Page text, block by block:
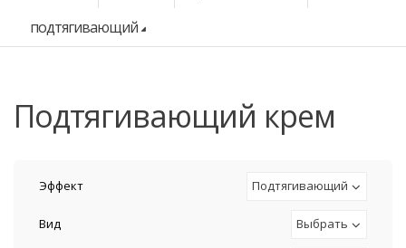
подтягивающий
подтягивающий крем
Эффект Подтягивающий
Вид Выбрать